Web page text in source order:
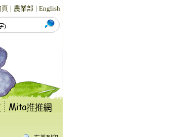
頁 | 農業部 | English